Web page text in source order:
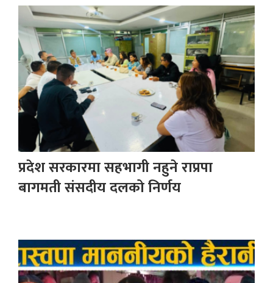
प्रदेश सरकारमा सहभागी नहुने राप्रपा
बागमती संसदीय दलको निर्णय